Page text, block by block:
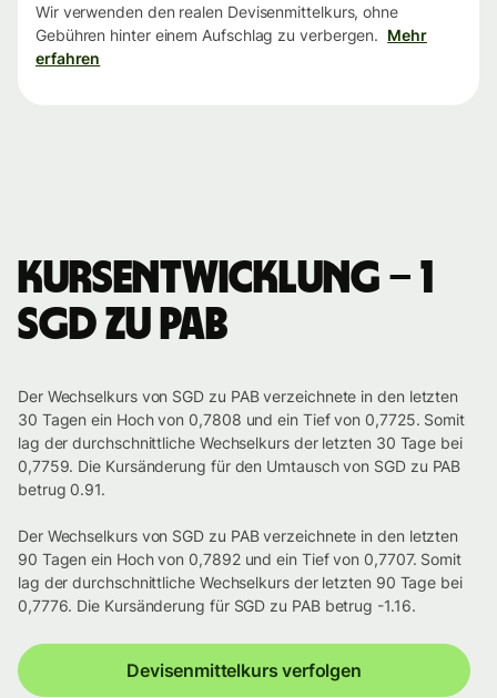
Wir verwenden den realen Devisenmittelkurs, ohne
Gebühren hinter einem Aufschlag zu verbergen. Mehr
erfahren
Kursentwicklung – 1
SGD zu PAB
Der Wechselkurs von SGD zu PAB verzeichnete in den letzten
30 Tagen ein Hoch von 0,7808 und ein Tief von 0,7725. Somit
lag der durchschnittliche Wechselkurs der letzten 30 Tage bei
0,7759. Die Kursänderung für den Umtausch von SGD zu PAB
betrug 0.91.
Der Wechselkurs von SGD zu PAB verzeichnete in den letzten
90 Tagen ein Hoch von 0,7892 und ein Tief von 0,7707. Somit
lag der durchschnittliche Wechselkurs der letzten 90 Tage bei
0,7776. Die Kursänderung für SGD zu PAB betrug -1.16.
Devisenmittelkurs verfolgen